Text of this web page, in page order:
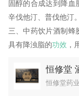
固醇的合成达到降血
辛伐他汀、普伐他汀。
三、中药饮片酒制蜂
具有降浊脂的功效 ，
恒修堂
恒修堂药